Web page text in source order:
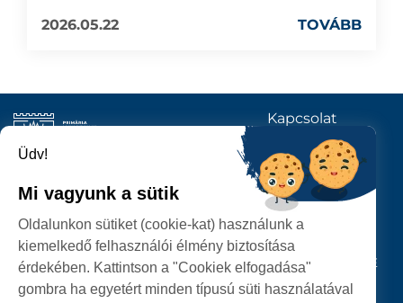
2026.05.22
TOVÁBB
SZATMÁRNÉMETI
POLGÁRMESTERI HIVATAL
P-ȚA 25 OCTOMBRIE, NR. 1 CORP M, 440026 SATU MARE
Kapcsolat
KÖVESSENEK
Üdv!
Mi vagyunk a sütik
Oldalunkon sütiket (cookie-kat) használunk a
kiemelkedő felhasználói élmény biztosítása
érdekében. Kattintson a "Cookiek elfogadása"
gombra ha egyetért minden típusú süti használatával